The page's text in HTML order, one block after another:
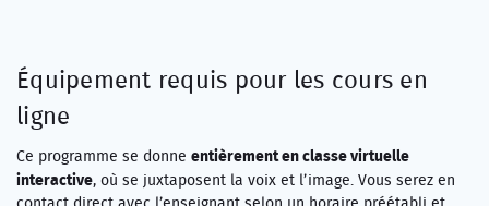
Équipement requis pour les cours en
ligne
Ce programme se donne entièrement en classe virtuelle
interactive, où se juxtaposent la voix et l’image. Vous serez en